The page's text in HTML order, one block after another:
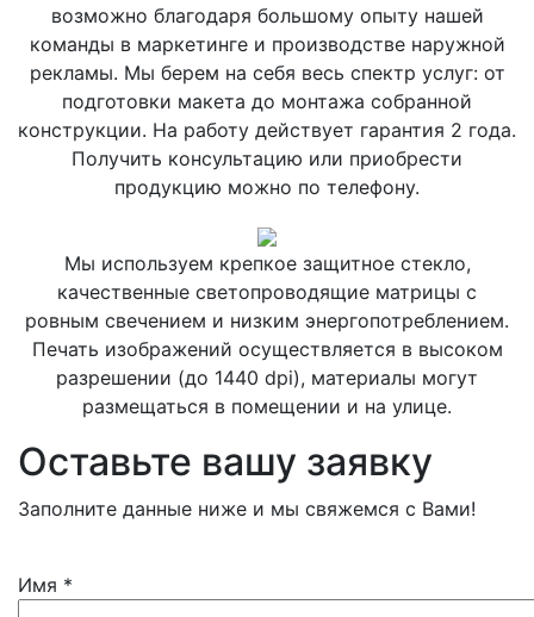
возможно благодаря большому опыту нашей
команды в маркетинге и производстве наружной
рекламы. Мы берем на себя весь спектр услуг: от
подготовки макета до монтажа собранной
конструкции. На работу действует гарантия 2 года.
Получить консультацию или приобрести
продукцию можно по телефону.
Мы используем крепкое защитное стекло,
качественные светопроводящие матрицы с
ровным свечением и низким энергопотреблением.
Печать изображений осуществляется в высоком
разрешении (до 1440 dpi), материалы могут
размещаться в помещении и на улице.
Оставьте вашу заявку
Заполните данные ниже и мы свяжемся с Вами!
Имя *